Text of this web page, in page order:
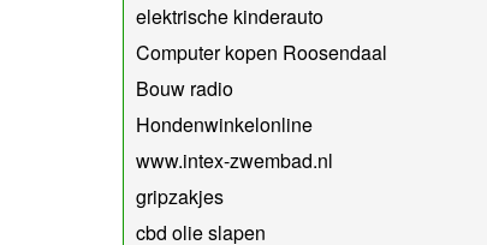
elektrische kinderauto
Computer kopen Roosendaal
Bouw radio
Hondenwinkelonline
www.intex-zwembad.nl
gripzakjes
cbd olie slapen